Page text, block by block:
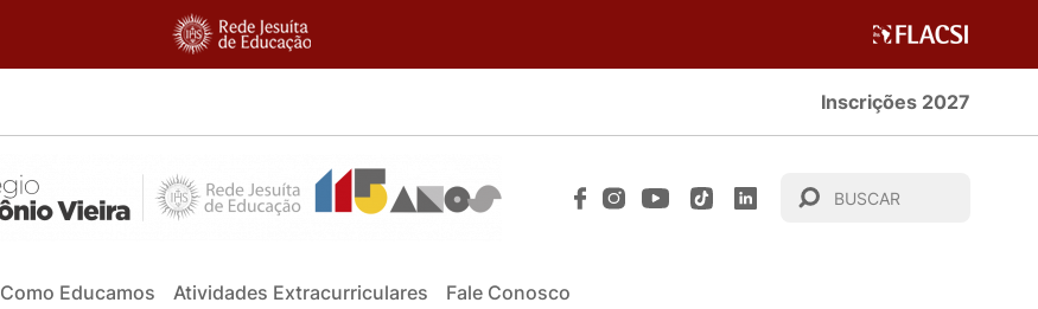
Inscrições 2027
Como Educamos Atividades Extracurriculares Fale Conosco